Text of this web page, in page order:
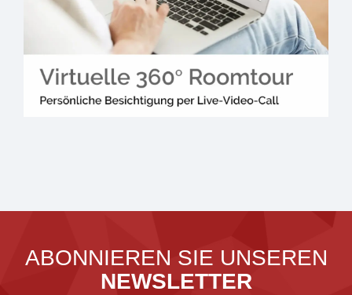
ABONNIEREN SIE UNSEREN
NEWSLETTER